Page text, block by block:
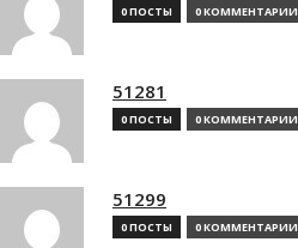
0 ПОСТЫ 0 КОММЕНТАРИИ
51281
0 ПОСТЫ 0 КОММЕНТАРИИ
51299
0 ПОСТЫ 0 КОММЕНТАРИИ